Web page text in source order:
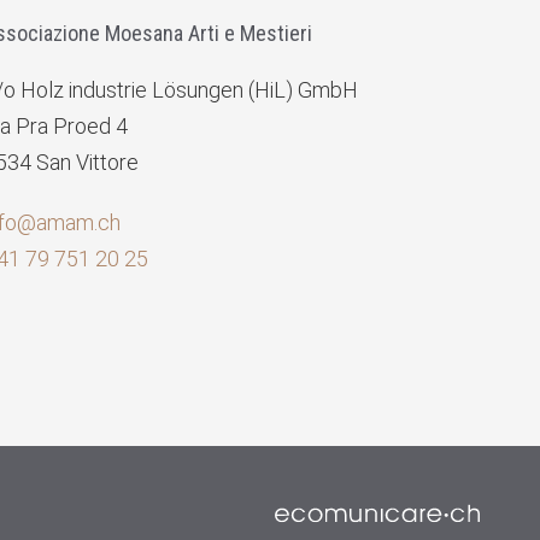
Moesana Arti e Mestieri
Holz industrie Lösungen (HiL) GmbH
Pra Proed 4
San Vittore
79 751 20 25